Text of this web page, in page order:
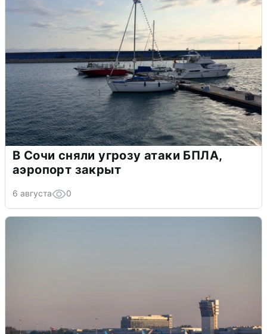
В Сочи сняли угрозу атаки БПЛА,
аэропорт закрыт
6 августа 0